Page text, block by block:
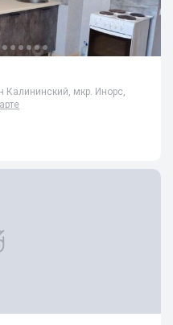
Калининский, мкр. Инорс,